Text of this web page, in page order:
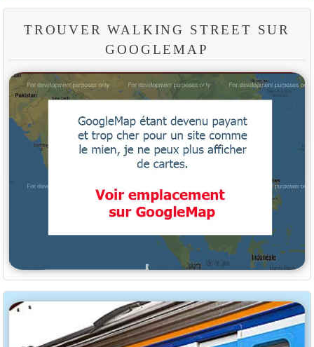
TROUVER WALKING STREET SUR
GOOGLEMAP